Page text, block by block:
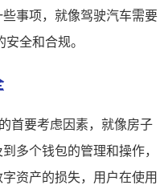
事项，就像驾驶汽车需要
全和合规。
首要考虑因素，就像房子
多个钱包的管理和操作，
资产的损失，用户在使用